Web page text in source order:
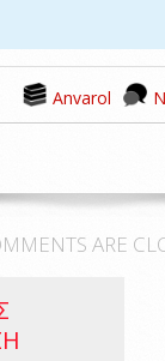
Anvarol
ARE